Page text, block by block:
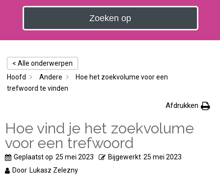
Zoeken op
< Alle onderwerpen
Hoofd
Andere
Hoe het zoekvolume voor een
trefwoord te vinden
Afdrukken
Hoe vind je het zoekvolume
voor een trefwoord
Geplaatst op 25 mei 2023 Bijgewerkt 25 mei 2023
Door Lukasz Zelezny